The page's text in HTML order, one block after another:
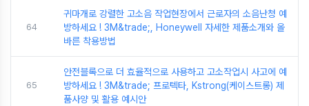
64
귀마개로 강렬한 고소음 작업현장에서 근로자의 소음난청 예
방하세요 ! 3M&trade;, Honeywell 자세한 제품소개와 올
바른 착용방법
65
안전블록으로 더 효율적으로 사용하고 고소작업시 사고에 예
방하세요 ! 3M&trade; 프로텍타, Kstrong(케이스트롱) 제
품사양 및 활용 예시안